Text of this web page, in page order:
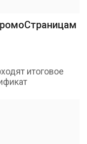
итоговое